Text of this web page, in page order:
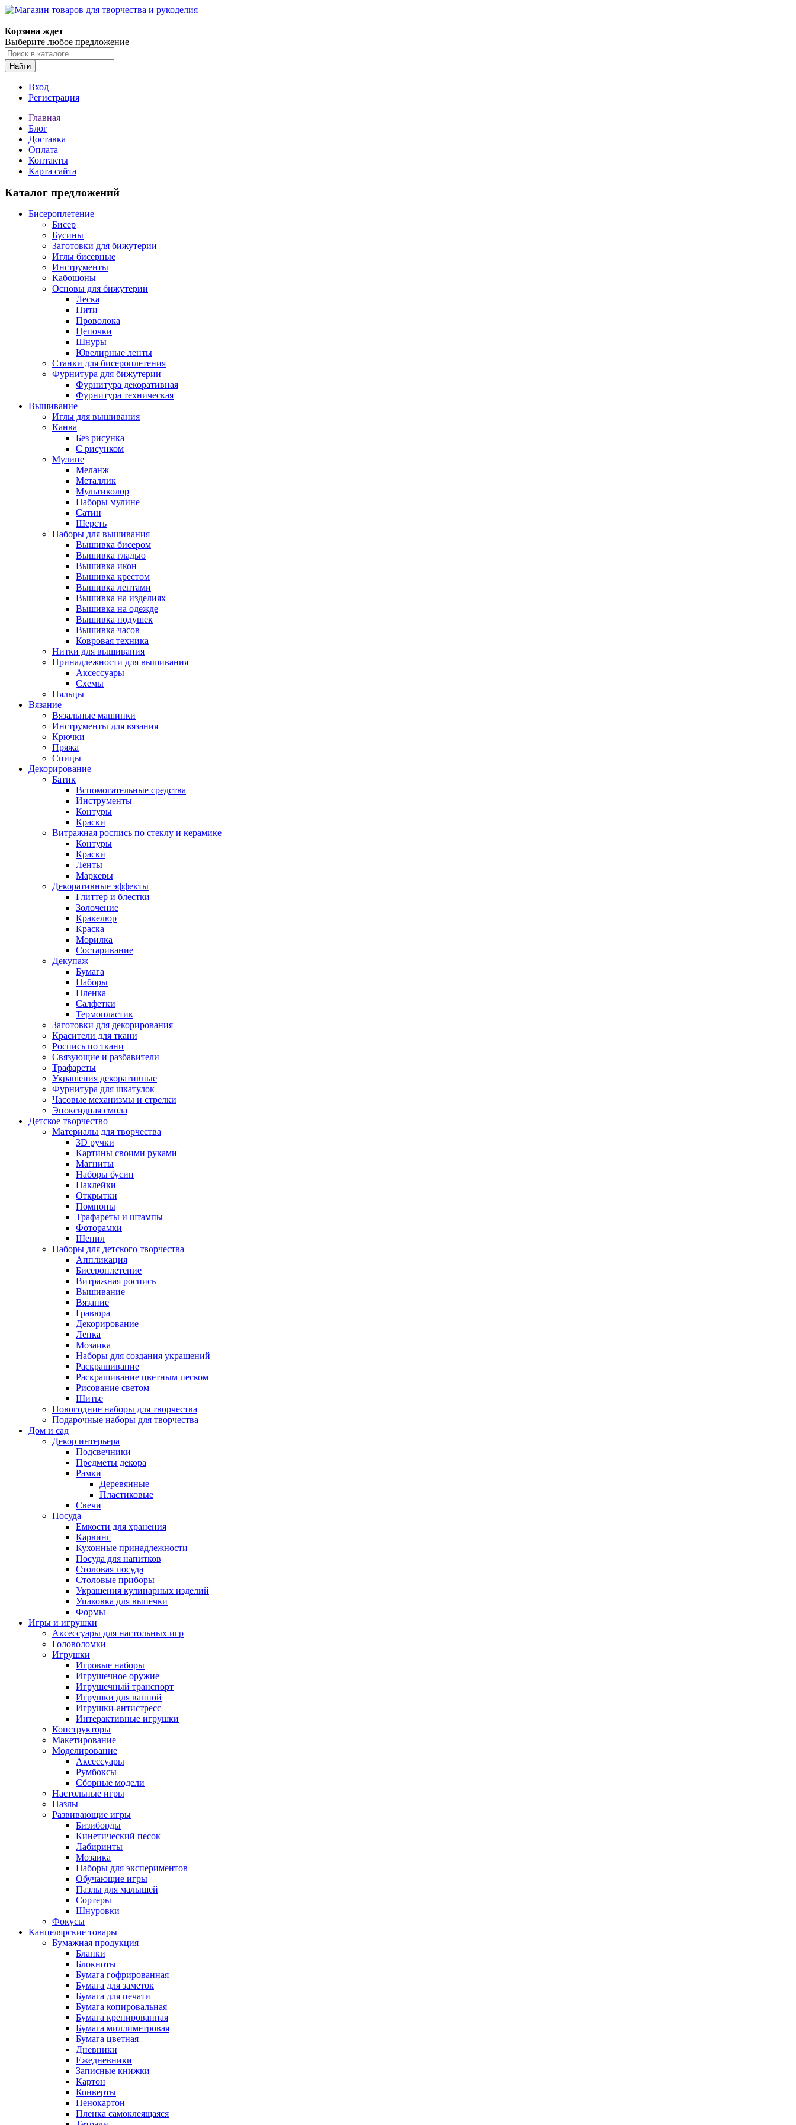
Корзина ждет
Выберите любое предложение
Найти
Вход
Регистрация
Главная
Блог
Доставка
Оплата
Контакты
Карта сайта
Каталог предложений
Бисероплетение
Бисер
Бусины
Заготовки для бижутерии
Иглы бисерные
Инструменты
Кабошоны
Основы для бижутерии
Леска
Нити
Проволока
Цепочки
Шнуры
Ювелирные ленты
Станки для бисероплетения
Фурнитура для бижутерии
Фурнитура декоративная
Фурнитура техническая
Вышивание
Иглы для вышивания
Канва
Без рисунка
С рисунком
Мулине
Меланж
Металлик
Мультиколор
Наборы мулине
Сатин
Шерсть
Наборы для вышивания
Вышивка бисером
Вышивка гладью
Вышивка икон
Вышивка крестом
Вышивка лентами
Вышивка на изделиях
Вышивка на одежде
Вышивка подушек
Вышивка часов
Ковровая техника
Нитки для вышивания
Принадлежности для вышивания
Аксессуары
Схемы
Пяльцы
Вязание
Вязальные машинки
Инструменты для вязания
Крючки
Пряжа
Спицы
Декорирование
Батик
Вспомогательные средства
Инструменты
Контуры
Краски
Витражная роспись по стеклу и керамике
Контуры
Краски
Ленты
Маркеры
Декоративные эффекты
Глиттер и блестки
Золочение
Кракелюр
Краска
Морилка
Состаривание
Декупаж
Бумага
Наборы
Пленка
Салфетки
Термопластик
Заготовки для декорирования
Красители для ткани
Роспись по ткани
Связующие и разбавители
Трафареты
Украшения декоративные
Фурнитура для шкатулок
Часовые механизмы и стрелки
Эпоксидная смола
Детское творчество
Материалы для творчества
3D ручки
Картины своими руками
Магниты
Наборы бусин
Наклейки
Открытки
Помпоны
Трафареты и штампы
Фоторамки
Шенил
Наборы для детского творчества
Аппликация
Бисероплетение
Витражная роспись
Вышивание
Вязание
Гравюра
Декорирование
Лепка
Мозаика
Наборы для создания украшений
Раскрашивание
Раскрашивание цветным песком
Рисование светом
Шитье
Новогодние наборы для творчества
Подарочные наборы для творчества
Дом и сад
Декор интерьера
Подсвечники
Предметы декора
Рамки
Деревянные
Пластиковые
Свечи
Посуда
Емкости для хранения
Карвинг
Кухонные принадлежности
Посуда для напитков
Столовая посуда
Столовые приборы
Украшения кулинарных изделий
Упаковка для выпечки
Формы
Игры и игрушки
Аксессуары для настольных игр
Головоломки
Игрушки
Игровые наборы
Игрушечное оружие
Игрушечный транспорт
Игрушки для ванной
Игрушки-антистресс
Интерактивные игрушки
Конструкторы
Макетирование
Моделирование
Аксессуары
Румбоксы
Сборные модели
Настольные игры
Пазлы
Развивающие игры
Бизиборды
Кинетический песок
Лабиринты
Мозаика
Наборы для экспериментов
Обучающие игры
Пазлы для малышей
Сортеры
Шнуровки
Фокусы
Канцелярские товары
Бумажная продукция
Бланки
Блокноты
Бумага гофрированная
Бумага для заметок
Бумага для печати
Бумага копировальная
Бумага крепированная
Бумага миллиметровая
Бумага цветная
Дневники
Ежедневники
Записные книжки
Картон
Конверты
Пенокартон
Пленка самоклеящаяся